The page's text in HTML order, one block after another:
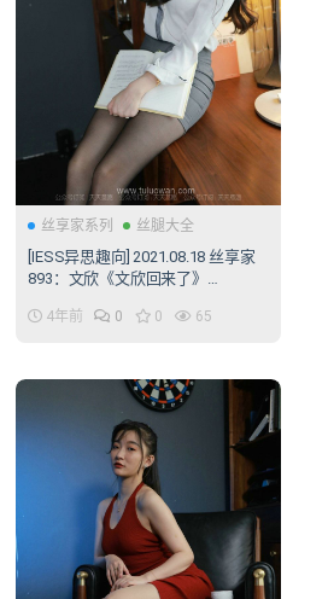
丝享家系列 丝腿大全
[IESS异思趣向] 2021.08.18 丝享家
893：文欣《文欣回来了》
4年前 0 0 65